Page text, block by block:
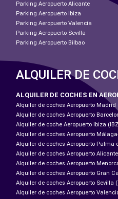
Parking Aeropuerto Alicante
Parking Aeropuerto Ibiza
Parking Aeropuerto Valencia
Parking Aeropuerto Sevilla
Parking Aeropuerto Bilbao
ALQUILER DE
ALQUILER DE COCHES EN
Alquiler de coches Aeropuerto Madrid
Alquiler de coches Aeropuerto
Alquiler de coche Aeropuerto Ibiza
Alquiler de coches Aeropuerto
Alquiler de coches Aeropuerto Palma
Alquiler de coches Aeropuerto
Alquiler de coches Aeropuerto
Alquiler de coches Aeropuerto Gran
Alquiler de coches Aeropuerto Sevilla
Alquiler de coches Aeropuerto